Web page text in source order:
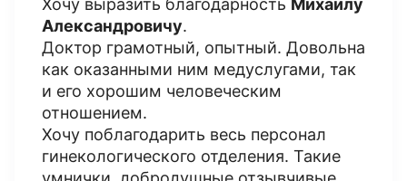
Хочу выразить благодарность Михаилу
Александровичу.
Доктор грамотный, опытный. Довольна
как оказанными ним медуслугами, так
и его хорошим человеческим
отношением.
Хочу поблагодарить весь персонал
гинекологического отделения. Такие